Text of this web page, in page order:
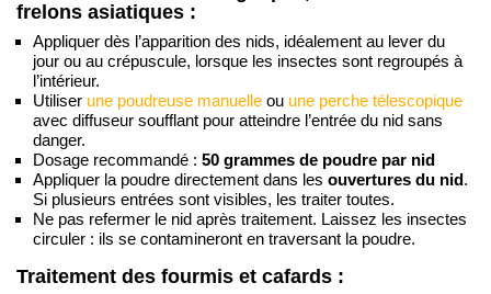
frelons asiatiques :
Appliquer dès l’apparition des nids, idéalement au lever du
jour ou au crépuscule, lorsque les insectes sont regroupés à
l’intérieur.
Utiliser une poudreuse manuelle ou une perche télescopique
avec diffuseur soufflant pour atteindre l’entrée du nid sans
danger.
Dosage recommandé : 50 grammes de poudre par nid
Appliquer la poudre directement dans les ouvertures du nid.
Si plusieurs entrées sont visibles, les traiter toutes.
Ne pas refermer le nid après traitement. Laissez les insectes
circuler : ils se contamineront en traversant la poudre.
Traitement des fourmis et cafards :